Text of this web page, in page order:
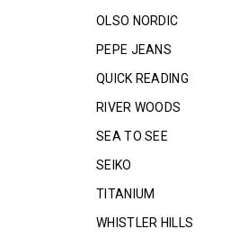
OLSO NORDIC
PEPE JEANS
QUICK READING
RIVER WOODS
SEA TO SEE
SEIKO
TITANIUM
WHISTLER HILLS